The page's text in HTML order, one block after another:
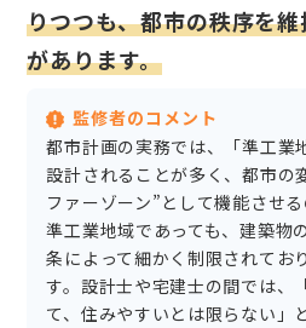
りつつも、都市の秩序を
があります。
監修者のコメント
都市計画の実務では、「準工業
設計されることが多く、都市の
ファーゾーン”として機能させる
準工業地域であっても、建築物
条によって細かく制限されてお
す。設計士や宅建士の間では、
て、住みやすいとは限らない」